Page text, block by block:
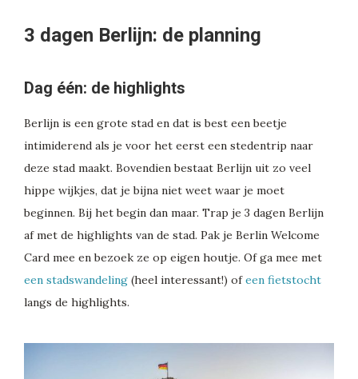
3 dagen Berlijn: de planning
Dag één: de highlights
Berlijn is een grote stad en dat is best een beetje
intimiderend als je voor het eerst een stedentrip naar
deze stad maakt. Bovendien bestaat Berlijn uit zo veel
hippe wijkjes, dat je bijna niet weet waar je moet
beginnen. Bij het begin dan maar. Trap je 3 dagen Berlijn
af met de highlights van de stad. Pak je Berlin Welcome
Card mee en bezoek ze op eigen houtje. Of ga mee met
een stadswandeling (heel interessant!) ofeen fietstocht
langs de highlights.